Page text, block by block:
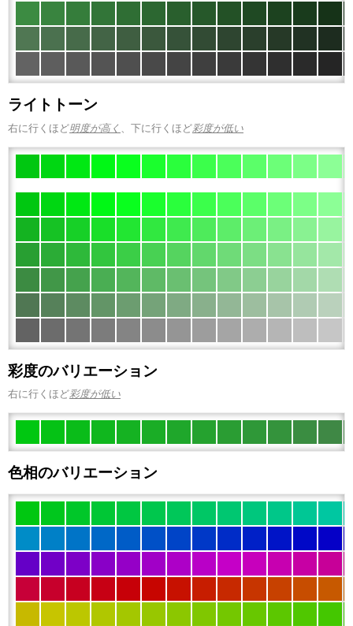
ライトトーン
右に行くほど明度が高く 、下に行くほど彩度が低い
彩度のバリエーション
右に行くほど彩度が低い
色相のバリエーション